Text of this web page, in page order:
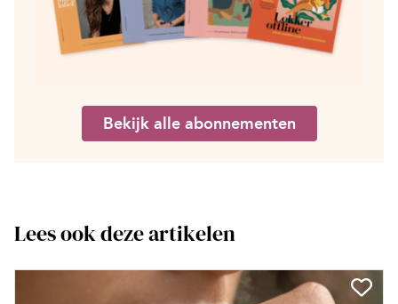
Bekijk alle abonnementen
Lees ook deze artikelen